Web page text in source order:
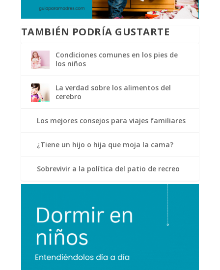
TAMBIÉN PODRÍA GUSTARTE
Condiciones comunes en los pies de
los niños
La verdad sobre los alimentos del
cerebro
Los mejores consejos para viajes familiares
¿Tiene un hijo o hija que moja la cama?
Sobrevivir a la política del patio de recreo